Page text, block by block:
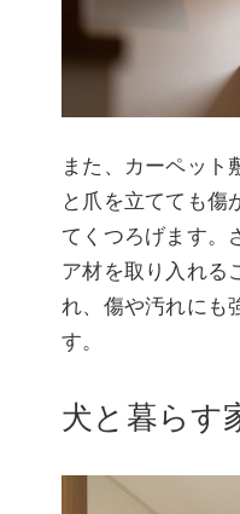
また、カーペット
と爪を立てても傷
てくつろげます。
ア材を取り入れる
れ、傷や汚れにも
す。
犬と暮らす